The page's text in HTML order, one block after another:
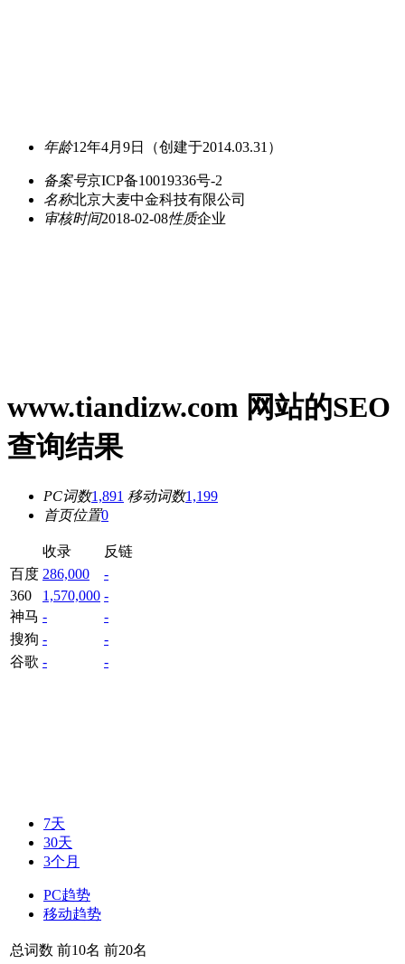
年龄12年4月9日 （创建于2014.03.31）
备案号京ICP备10019336号-2
名称北京大麦中金科技有限公司
审核时间2018-02-08性质企业
www.tiandizw.com 网站的SEO
查询结果
PC词数1,891 移动词数1,199
首页位置0
收录
反链
百度 286,000
-
360
1,570,000 -
神马 -
-
搜狗 -
-
谷歌 - -
7天
30天
3个月
PC趋势
移动趋势
总词数 前10名 前20名